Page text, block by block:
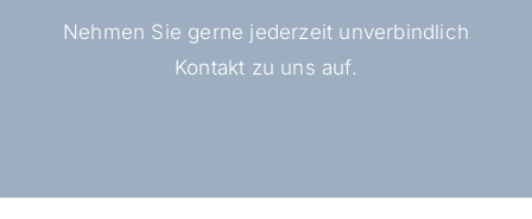
Nehmen Sie gerne jederzeit unverbindlich
Kontakt zu uns auf.